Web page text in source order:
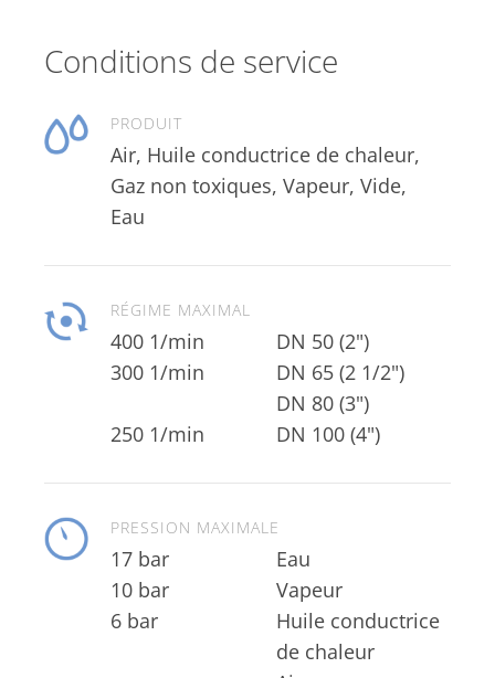
Conditions de service
PRODUIT
Air, Huile conductrice de chaleur,
Gaz non toxiques, Vapeur, Vide,
Eau
RÉGIME MAXIMAL
400 1/min
DN 50 (2")
300 1/min
DN 80 (3")
250 1/min
DN 100 (4")
PRESSION MAXIMALE
17 bar
Eau
10 bar
Vapeur
6 bar
Huile conductrice